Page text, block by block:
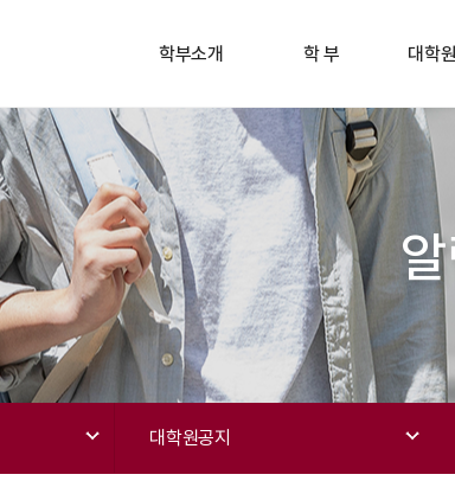
학부소개 학 부 대학
대학원공지